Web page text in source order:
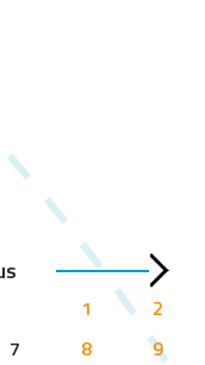
1
2
7 8
9